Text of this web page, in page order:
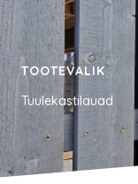
TOOTEVALIK
Tuulekastilauad